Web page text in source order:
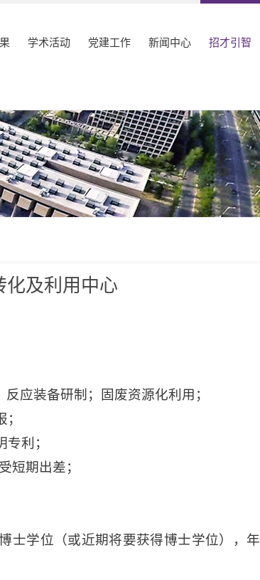
学术活动 党建工作 新闻中心 招才引智
化及利用中心
应装备研制；固废资源化利用；
利；
短期出差；
士学位（或近期将要获得博士学位），年